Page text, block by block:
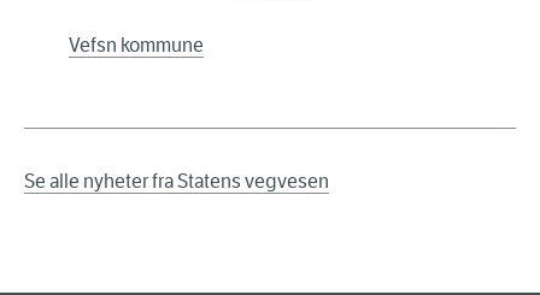
Vefsn kommune
Se alle nyheter fra Statens vegvesen